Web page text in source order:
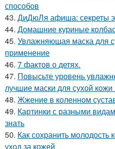
способов
43. ДиДюЛя афиша: секреты
44. Домашние куриные
45. Увлажняющая маска для
применение
46. 7 фактов о детях.
47. Повысьте уровень
лучшие маски для сухой кожи
48. Жжение в коленном
49. Картинки с разными
знать
50. Как сохранить
уход за кожей